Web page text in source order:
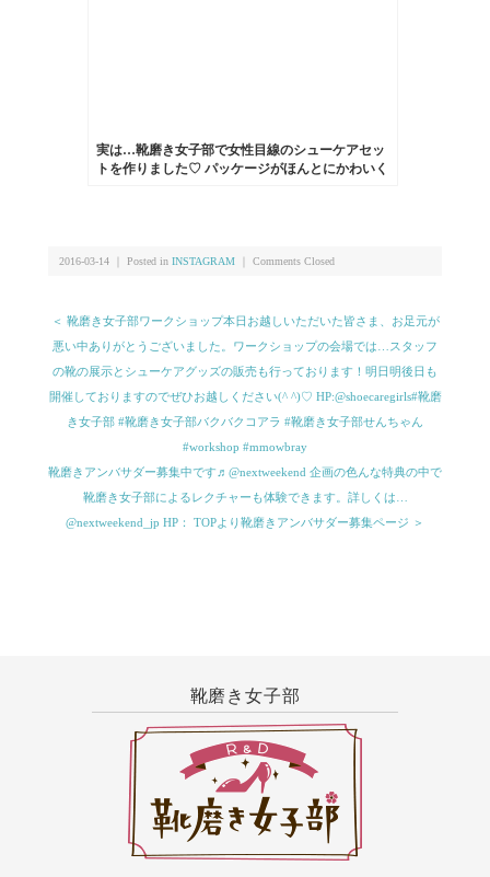
実は…靴磨き女子部で女性目線のシューケアセッ
トを作りました♡ パッケージがほんとにかわいく
2016-03-14 ｜ Posted in INSTAGRAM Comments Closed
＜ ︎靴磨き女子部ワークショップ︎本日お越しいただいた皆さま、お足元が
悪い中ありがとうございました。ワークショップの会場では…スタッフ
の靴の展示とシューケアグッズの販売も行っております！明日明後日も
開催しておりますのでぜひお越しください(^ ^)♡ HP:@shoecaregirls#靴磨
き女子部 #靴磨き女子部バクバクコアラ #靴磨き女子部せんちゃん
#workshop #mmowbray
靴磨きアンバサダー募集中です♬@nextweekend 企画の色んな特典の中で
靴磨き女子部によるレクチャーも体験できます。詳しくは…
@nextweekend_jp HP： TOPより靴磨きアンバサダー募集ページ ＞
靴磨き女子部